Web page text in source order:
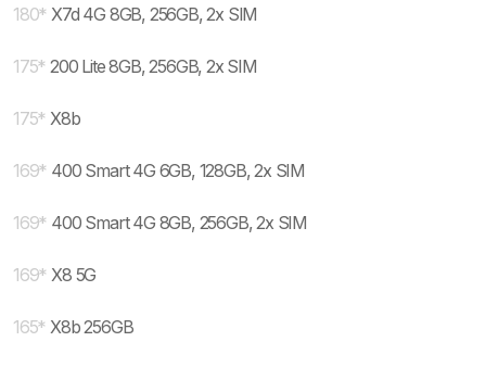
180* X7d 4G 8GB, 256GB, 2x SIM
175* 200 Lite 8GB, 256GB, 2x SIM
175* X8b
169* 400 Smart 4G 6GB, 128GB, 2x SIM
169* 400 Smart 4G 8GB, 256GB, 2x SIM
169* X8 5G
165* X8b 256GB